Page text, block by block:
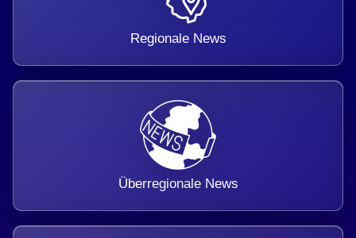
Regionale News
Überregionale News